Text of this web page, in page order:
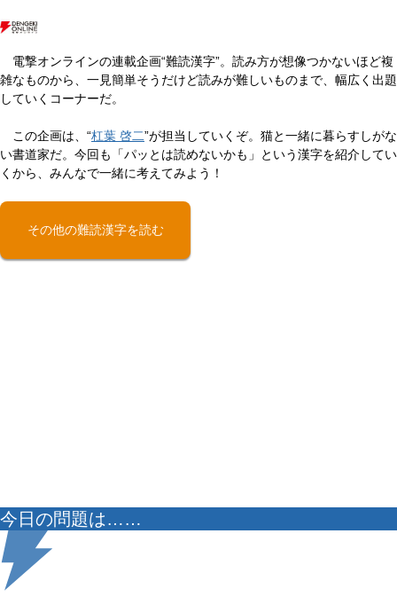
電撃オンラインの連載企画“難読漢字”。読み方が想像つかないほど複
雑なものから、一見簡単そうだけど読みが難しいものまで、幅広く出題
していくコーナーだ。
この企画は、“杠葉 啓二”が担当していくぞ。猫と一緒に暮らすしがな
い書道家だ。今回も「パッとは読めないかも」という漢字を紹介してい
くから、みんなで一緒に考えてみよう！
その他の難読漢字を読む
今日の問題は……